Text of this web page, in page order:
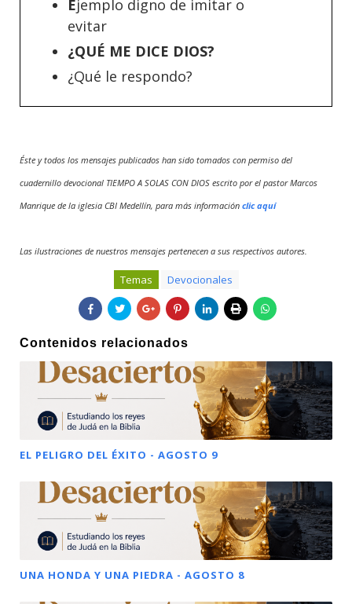
Ejemplo digno de imitar o
evitar
¿QUÉ ME DICE DIOS?
¿Qué le respondo?
Éste y todos los mensajes publicados han sido tomados con permiso del
cuadernillo devocional TIEMPO A SOLAS CON DIOS escrito por el pastor Marcos
Manrique de la iglesia CBI Medellín, para más información clic aquí
Las ilustraciones de nuestros mensajes pertenecen a sus respectivos autores.
Temas Devocionales
Contenidos relacionados
EL PELIGRO DEL ÉXITO - AGOSTO 9
UNA HONDA Y UNA PIEDRA - AGOSTO 8